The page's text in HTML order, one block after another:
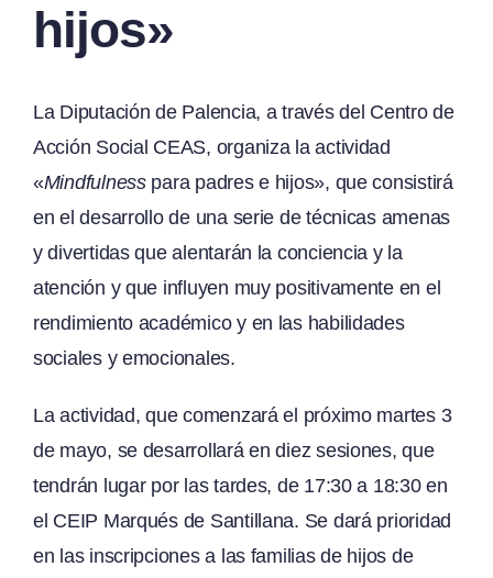
hijos»
La Diputación de Palencia, a través del Centro de
Acción Social CEAS, organiza la actividad
«Mindfulnesspara padres e hijos», que consistirá
en el desarrollo de una serie de técnicas amenas
y divertidas que alentarán la conciencia y la
atención y que influyen muy positivamente en el
rendimiento académico y en las habilidades
sociales y emocionales.
La actividad, que comenzará el próximo martes 3
de mayo, se desarrollará en diez sesiones, que
tendrán lugar por las tardes, de 17:30 a 18:30 en
el CEIP Marqués de Santillana. Se dará prioridad
en las inscripciones a las familias de hijos de